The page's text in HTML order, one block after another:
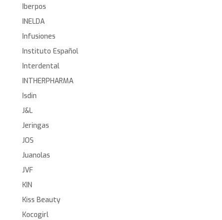
Iberpos
INELDA
Infusiones
Instituto Español
Interdental
INTHERPHARMA
Isdin
J&L
Jeringas
JOS
Juanolas
JVF
KIN
Kiss Beauty
Kocogirl